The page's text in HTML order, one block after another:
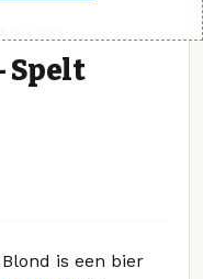
Spelt
is een bier